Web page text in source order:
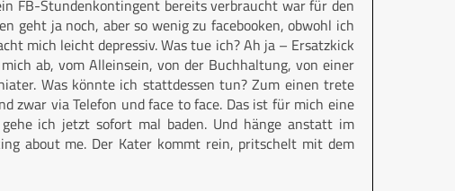
FB-Stundenkontingent bereits verbraucht war für den
geht ja noch, aber so wenig zu facebooken, obwohl ich
mich leicht depressiv. Was tue ich? Ah ja – Ersatzkick
ab, vom Alleinsein, von der Buchhaltung, von einer
Was könnte ich stattdessen tun? Zum einen trete
zwar via Telefon und face to face. Das ist für mich eine
ich jetzt sofort mal baden. Und hänge anstatt im
about me. Der Kater kommt rein, pritschelt mit dem